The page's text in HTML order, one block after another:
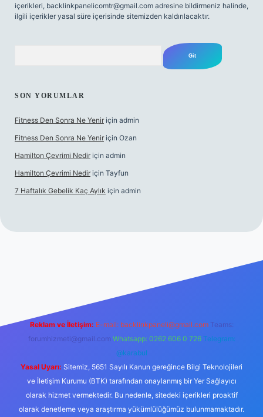
içerikleri, backlinkpanelicomtr@gmail.com adresine bildirmeniz halinde,
ilgili içerikler yasal süre içerisinde sitemizden kaldırılacaktır.
SON YORUMLAR
Fitness Den Sonra Ne Yenir için admin
Fitness Den Sonra Ne Yenir için Ozan
Hamilton Çevrimi Nedir için admin
Hamilton Çevrimi Nedir için Tayfun
7 Haftalık Gebelik Kaç Aylık için admin
Reklam ve İletişim: E-mail: backlinkpaneli@gmail.com Teams:
forumhizmeti@gmail.com Whatsapp: 0262 606 0 726 Telegram:
@karabul
Yasal Uyarı: Sitemiz, 5651 Sayılı Kanun gereğince Bilgi Teknolojileri
ve İletişim Kurumu (BTK) tarafından onaylanmış bir Yer Sağlayıcı
olarak hizmet vermektedir. Bu nedenle, sitedeki içerikleri proaktif
olarak denetleme veya araştırma yükümlülüğümüz bulunmamaktadır.